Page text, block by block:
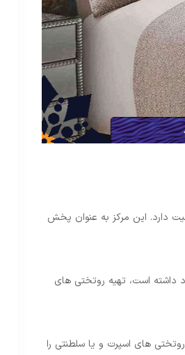
دارد. این مرکز به عنوان پخش
داشته است، تهیه روتختی های
روتختی های اسپرت و یا سلطنتی را